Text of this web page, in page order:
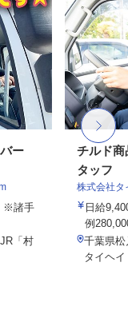
ー
※諸手
「村
チルド商
タッフ
株式会社タ
日給
例
千葉県
タイヘ